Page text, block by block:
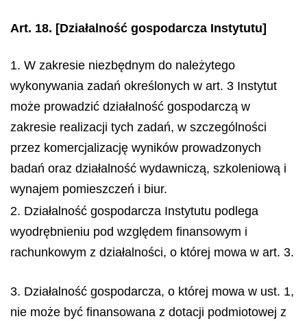
Art. 18. [Działalność gospodarcza Instytutu]
1. W zakresie niezbędnym do należytego
wykonywania zadań określonych w art. 3 Instytut
może prowadzić działalność gospodarczą w
zakresie realizacji tych zadań, w szczególności
przez komercjalizację wyników prowadzonych
badań oraz działalność wydawniczą, szkoleniową i
wynajem pomieszczeń i biur.
2. Działalność gospodarcza Instytutu podlega
wyodrębnieniu pod względem finansowym i
rachunkowym z działalności, o której mowa w art. 3.
3. Działalność gospodarcza, o której mowa w ust. 1,
nie może być finansowana z dotacji podmiotowej z